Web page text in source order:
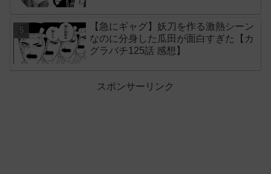
【急にギャグ】妖刀を作る激熱シーン
なのに分身した瓜田が面白すぎた【カ
グラバチ125話 感想】
スポンサーリンク